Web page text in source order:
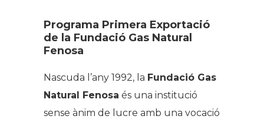
Programa Primera Exportació
de la Fundació Gas Natural
Fenosa
Nascuda l’any 1992, la Fundació Gas
Natural Fenosa és una institució
sense ànim de lucre amb una vocació